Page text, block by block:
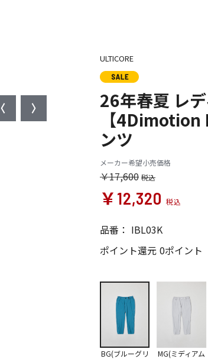
ULTICORE
26年春夏 レ
【
ンツ
メーカー希望小売価格
￥17,600
￥12,320
品番： IBL03K
ポイント還元 0ポイント
BG(ブルーグリ
MG(ミディアム